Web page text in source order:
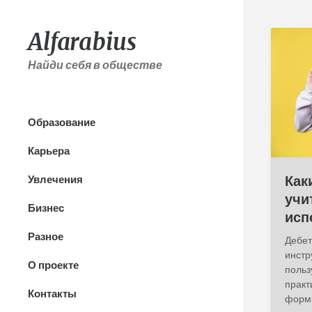
Alfarabius
Найди себя в обществе
Образование
Карьера
Увлечения
Бизнес
Разное
О проекте
Контакты